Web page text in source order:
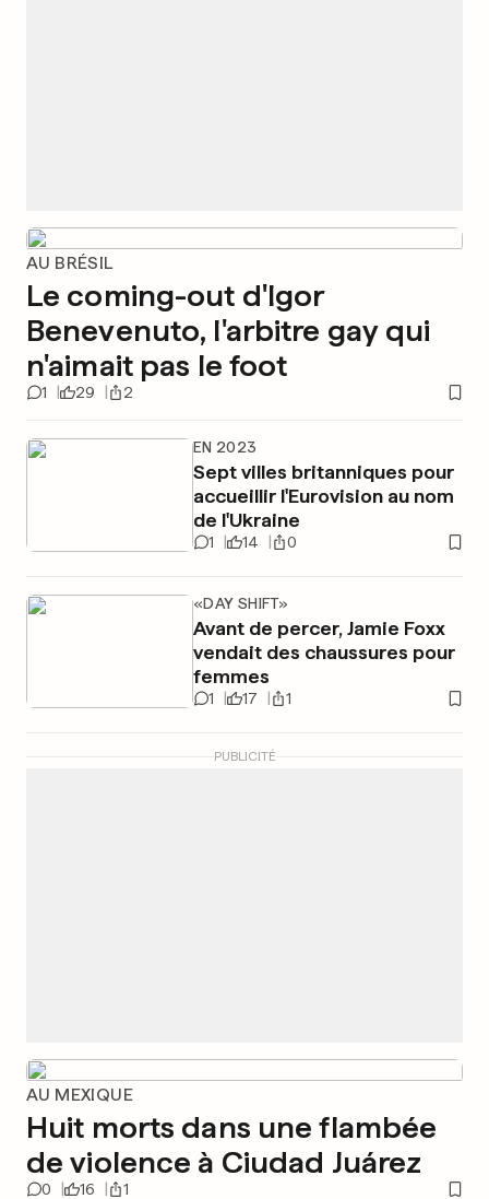
AU BRÉSIL
Le coming-out d'Igor
Benevenuto, l'arbitre gay qui
n'aimait pas le foot
1 29 2
EN 2023
Sept villes britanniques pour
accueillir l'Eurovision au nom
de l'Ukraine
1 14 0
«DAY SHIFT»
Avant de percer, Jamie Foxx
vendait des chaussures pour
femmes
1 17 1
PUBLICITÉ
AU MEXIQUE
Huit morts dans une flambée
de violence à Ciudad Juárez
0 16 1